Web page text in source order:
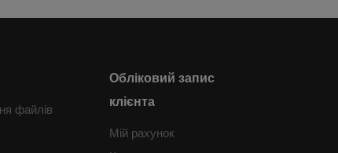
файлів
Обліковий запис
клієнта
Мій рахунок